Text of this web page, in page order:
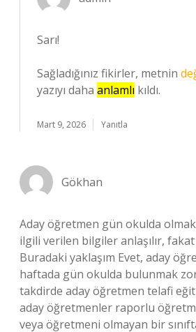
Sarı!
Sağladığınız fikirler, metnin
yazıyı daha anlamlı kıldı.
Mart 9, 2026 Yanıtla
Gökhan
Aday öğretmen gün okulda olmak
ilgili verilen bilgiler anlaşılır,
Buradaki yaklaşım Evet, aday
haftada gün okulda bulunmak
takdirde aday öğretmen telafi
aday öğretmenler raporlu
veya öğretmeni olmayan bir